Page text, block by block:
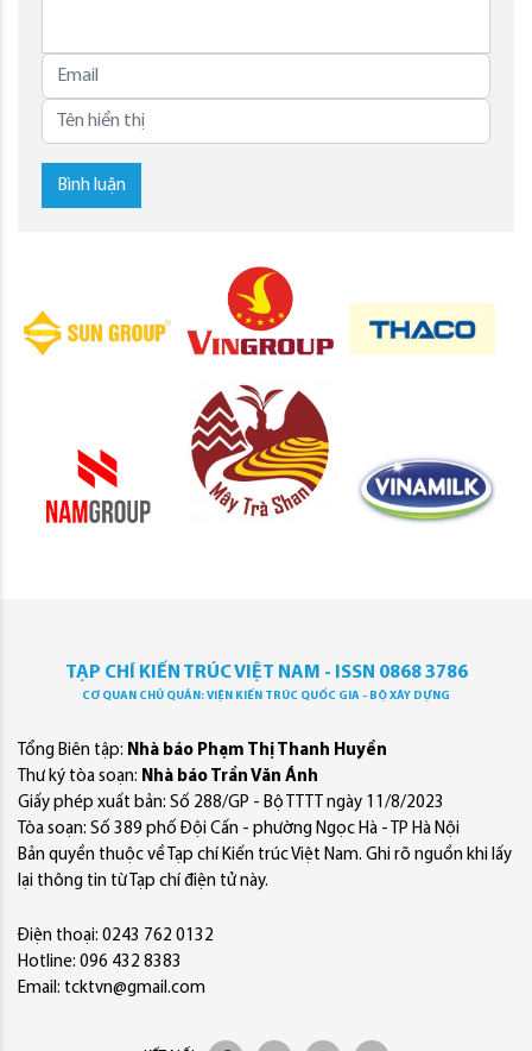
Bình luận
TẠP CHÍ KIẾN TRÚC VIỆT NAM - ISSN 0868 3786
CƠ QUAN CHỦ QUẢN: VIỆN KIẾN TRÚC QUỐC GIA - BỘ XÂY DỰNG
Tổng Biên tập: Nhà báo Phạm Thị Thanh Huyền
Thư ký tòa soạn: Nhà báo Trần Văn Ánh
Giấy phép xuất bản: Số 288/GP - Bộ TTTT ngày 11/8/2023
Tòa soạn: Số 389 phố Đội Cấn - phường Ngọc Hà - TP Hà Nội
Bản quyền thuộc về Tạp chí Kiến trúc Việt Nam. Ghi rõ nguồn khi lấy
lại thông tin từ Tạp chí điện tử này.
Điện thoại: 0243 762 0132
Hotline: 096 432 8383
Email: tcktvn@gmail.com